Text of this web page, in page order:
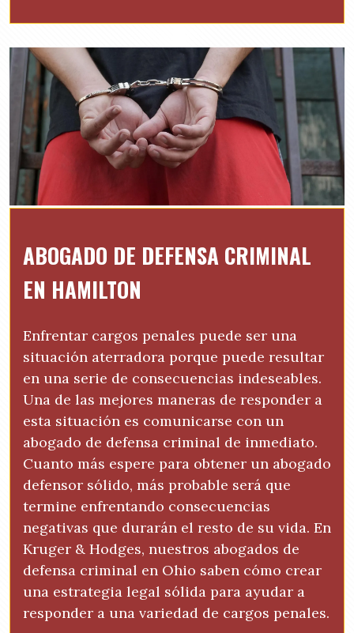
ABOGADO DE DEFENSA CRIMINAL
EN HAMILTON
Enfrentar cargos penales puede ser una
situación aterradora porque puede resultar
en una serie de consecuencias indeseables.
Una de las mejores maneras de responder a
esta situación es comunicarse con un
abogado de defensa criminal de inmediato.
Cuanto más espere para obtener un abogado
defensor sólido, más probable será que
termine enfrentando consecuencias
negativas que durarán el resto de su vida. En
Kruger & Hodges, nuestros abogados de
defensa criminal en Ohio saben cómo crear
una estrategia legal sólida para ayudar a
responder a una variedad de cargos penales.